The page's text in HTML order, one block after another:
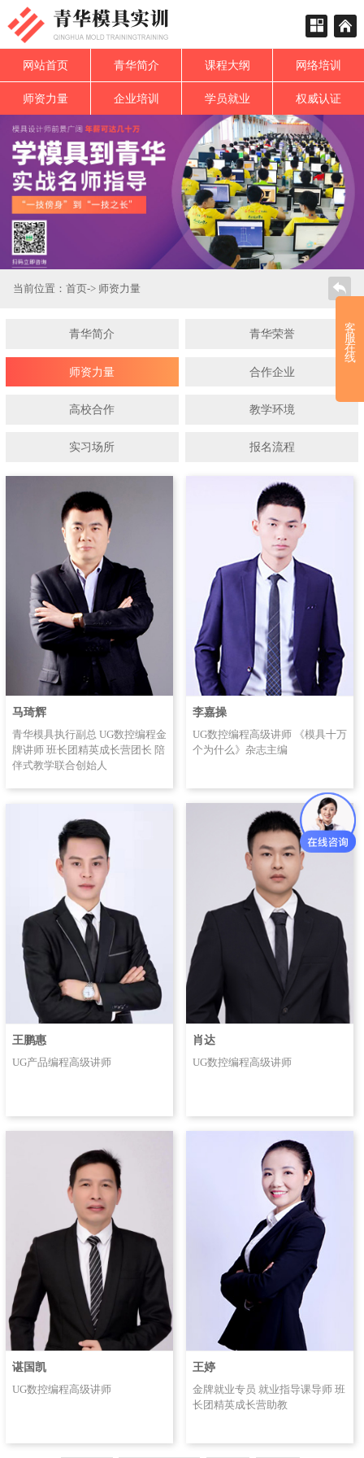
网站首页 青华简介 课程大纲 网络培训
师资力量 企业培训 学员就业 权威认证
当前位置： 首页-> 师资力量
青华简介 青华荣誉
师资力量 合作企业
高校合作 教学环境
实习场所 报名流程
马琦辉
青华模具执行副总 UG数控编程金
牌讲师 班长团精英成长营团长 陪
伴式教学联合创始人
李嘉操
UG数控编程高级讲师 《模具十万
个为什么》杂志主编
王鹏惠
UG产品编程高级讲师
肖达
UG数控编程高级讲师
谌国凯
UG数控编程高级讲师
王婷
金牌就业专员 就业指导课导师 班
长团精英成长营助教
客
服
在
线